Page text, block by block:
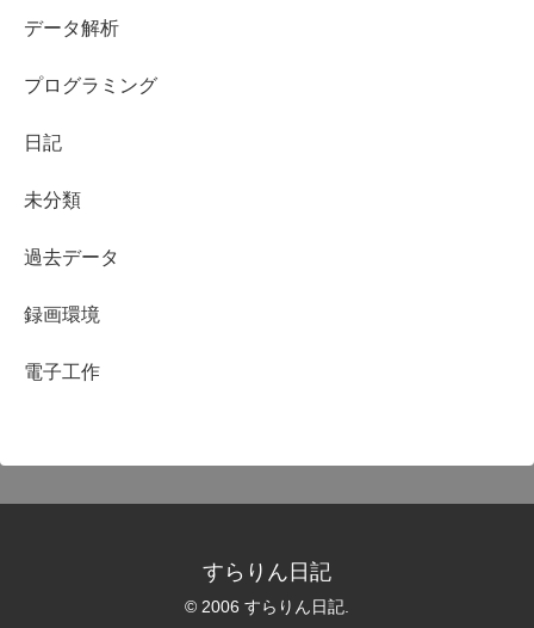
データ解析
プログラミング
日記
未分類
過去データ
録画環境
電子工作
すらりん日記
© 2006 すらりん日記.